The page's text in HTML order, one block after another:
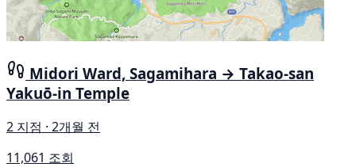
Midori Ward, Sagamihara → Takao-san
Yakuō-in Temple
2 지점 · 2개월 전
11,061 조회